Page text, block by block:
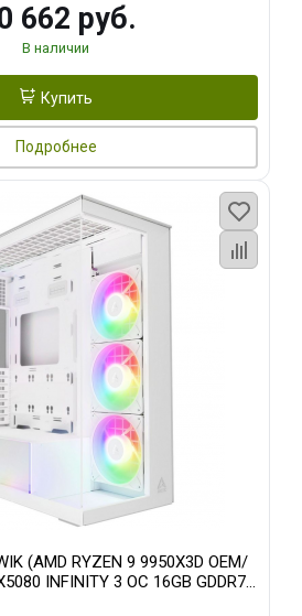
662 руб.
В наличии
Купить
Подробнее
(AMD RYZEN 9 9950X3D OEM/
INFINITY 3 OC 16GB GDDR7
SSD)